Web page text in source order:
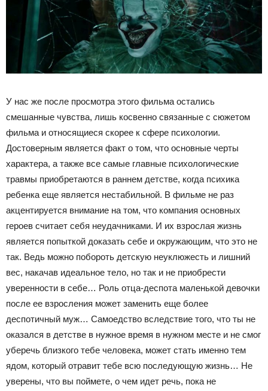
У нас же после просмотра этого фильма остались
смешанные чувства, лишь косвенно связанные с сюжетом
фильма и относящиеся скорее к сфере психологии.
Достоверным является факт о том, что основные черты
характера, а также все самые главные психологические
травмы приобретаются в раннем детстве, когда психика
ребенка еще является нестабильной. В фильме не раз
акцентируется внимание на том, что компания основных
героев считает себя неудачниками. И их взрослая жизнь
является попыткой доказать себе и окружающим, что это не
так. Ведь можно побороть детскую неуклюжесть и лишний
вес, накачав идеальное тело, но так и не приобрести
уверенности в себе… Роль отца-деспота маленькой девочки
после ее взросления может заменить еще более
деспотичный муж… Самоедство вследствие того, что ты не
оказался в детстве в нужное время в нужном месте и не смог
уберечь близкого тебе человека, может стать именно тем
ядом, который отравит тебе всю последующую жизнь… Не
уверены, что вы поймете, о чем идет речь, пока не